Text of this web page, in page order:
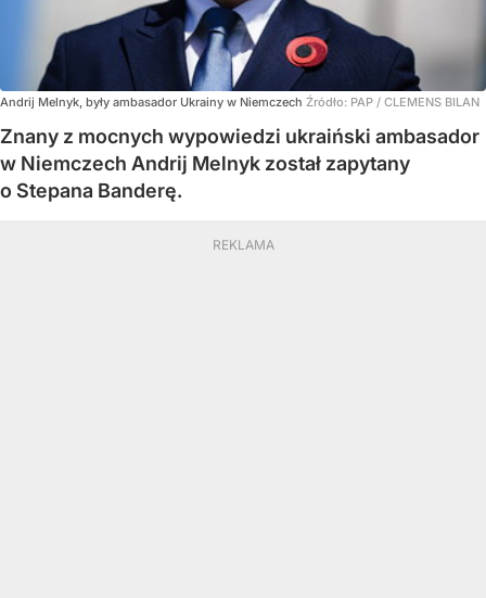
Andrij Melnyk, były ambasador Ukrainy w Niemczech Źródło: PAP / CLEMENS BILAN
Znany z mocnych wypowiedzi ukraiński ambasador
w Niemczech Andrij Melnyk został zapytany
o Stepana Banderę.